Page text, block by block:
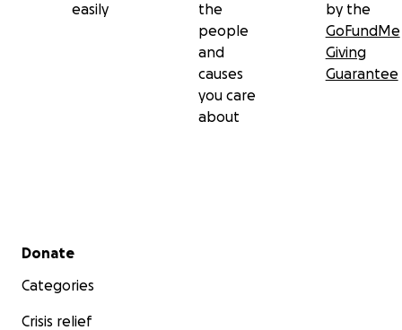
easily
the
people
and
causes
you care
about
by the
GoFundMe
Giving
Guarantee
Secondary menu
Donate
Categories
Crisis relief